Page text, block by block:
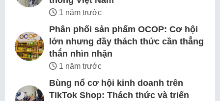
1 năm trước
Phân phối sản phẩm OCOP: Cơ hội
lớn nhưng đầy thách thức cần thẳng
thắn nhìn nhận
1 năm trước
Bùng nổ cơ hội kinh doanh trên
TikTok Shop: Thách thức và triển